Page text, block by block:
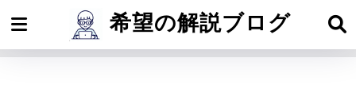
希望の解説ブログ